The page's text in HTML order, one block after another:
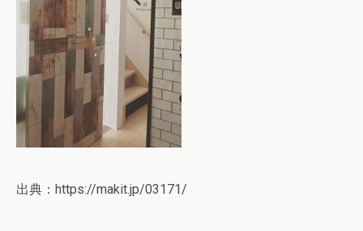
出典：https://makit.jp/03171/